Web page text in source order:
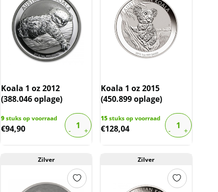
Koala 1 oz 2012
(388.046 oplage)
9stuks op voorraad
€94,90
Koala 1 oz 2015
(450.899 oplage)
15stuks op voorraad
€128,04
Zilver Zilver